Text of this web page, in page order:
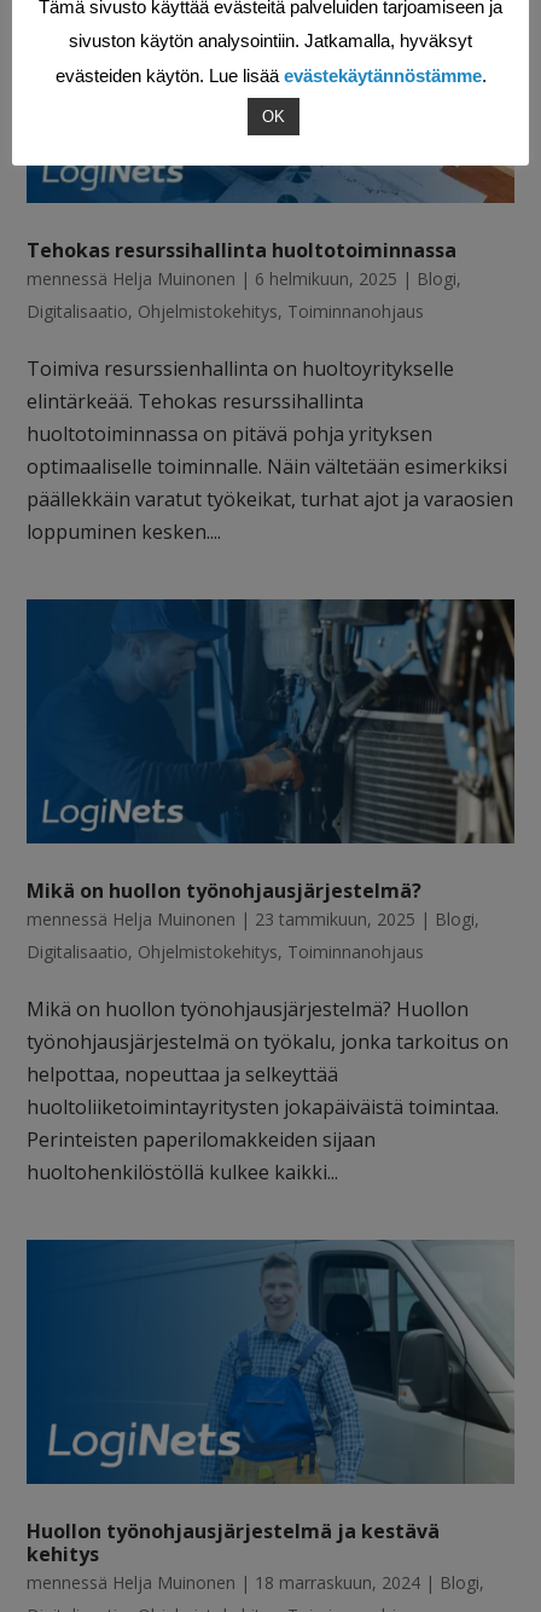
Tehokas resurssihallinta huoltotoiminnassa
mennessä Helja Muinonen | 6 helmikuun, 2025 | Blogi,
Digitalisaatio, Ohjelmistokehitys, Toiminnanohjaus
Toimiva resurssienhallinta on huoltoyritykselle
elintärkeää. Tehokas resurssihallinta
huoltotoiminnassa on pitävä pohja yrityksen
optimaaliselle toiminnalle. Näin vältetään esimerkiksi
päällekkäin varatut työkeikat, turhat ajot ja varaosien
loppuminen kesken....
Mikä on huollon työnohjausjärjestelmä?
mennessä Helja Muinonen | 23 tammikuun, 2025 | Blogi,
Digitalisaatio, Ohjelmistokehitys, Toiminnanohjaus
Mikä on huollon työnohjausjärjestelmä? Huollon
työnohjausjärjestelmä on työkalu, jonka tarkoitus on
helpottaa, nopeuttaa ja selkeyttää
huoltoliiketoimintayritysten jokapäiväistä toimintaa.
Perinteisten paperilomakkeiden sijaan
huoltohenkilöstöllä kulkee kaikki...
Huollon työnohjausjärjestelmä ja kestävä
kehitys
mennessä Helja Muinonen | 18 marraskuun, 2024 | Blogi,
Tämä sivusto käyttää evästeitä palveluiden tarjoamiseen ja
sivuston käytön analysointiin. Jatkamalla, hyväksyt
evästeiden käytön. Lue lisää evästekäytännöstämme.
OK